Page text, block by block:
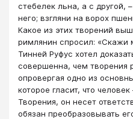
стебелек льна, а с другой,
него; взгляни на ворох
Какое из этих творений
римлянин спросил: «Скажи
Тинней Руфус хотел
совершенна, чем творения
опровергая одно из
которое гласит, что
Творения, он несет
обязан преобразовывать